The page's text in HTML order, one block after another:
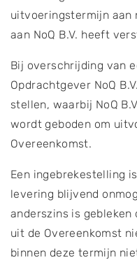
uitvoeringstermijn aan
aan NoQ B.V. heeft
Bij overschrijding van
Opdrachtgever NoQ
stellen, waarbij NoQ
wordt geboden om
Overeenkomst.
Een ingebrekestelling
levering blijvend
anderszins is gebleken
uit de Overeenkomst
binnen deze termijn